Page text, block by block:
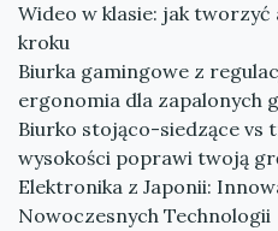
Wideo w klasie: jak tworzyć
kroku
Biurka gamingowe z
ergonomia dla zapalonych
Biurko stojąco-siedzące vs
wysokości poprawi twoją
Elektronika z Japonii:
Nowoczesnych Technologii